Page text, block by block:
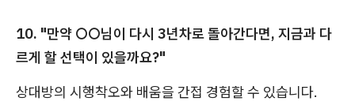
10. "만약 ○○님이 다시 3년차로 돌아간다면, 지금과 다
르게 할 선택이 있을까요?"
상대방의 시행착오와 배움을 간접 경험할 수 있습니다.